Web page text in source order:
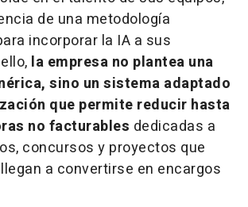
de una metodología
incorporar la IA a sus
la empresa no plantea una
sino un sistema adaptado
que permite reducir hasta
no facturables dedicadas a
concursos y proyectos que
a convertirse en encargos